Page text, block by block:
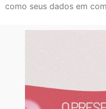
como seus dados em